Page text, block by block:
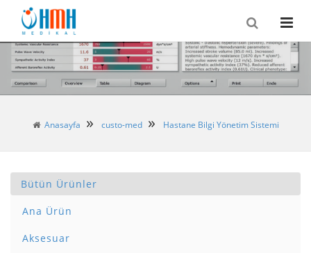
Anasayfa custo-med Hastane Bilgi Yönetim Sistemi
Bütün Ürünler
Ana Ürün
Aksesuar